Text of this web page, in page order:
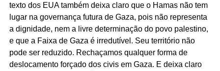
texto dos EUA também deixa claro que o Hamas não tem
lugar na governança futura de Gaza, pois não representa
a dignidade, nem a livre determinação do povo palestino,
e que a Faixa de Gaza é irredutível. Seu território não
pode ser reduzido. Rechaçamos qualquer forma de
deslocamento forçado dos civis em Gaza. E deixa claro